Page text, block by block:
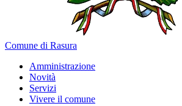
Comune di Rasura
Amministrazione
Novità
Servizi
Vivere il comune